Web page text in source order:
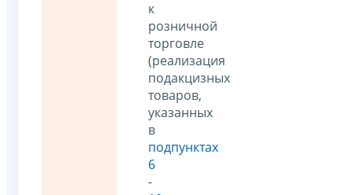
к
розничной
торговле
(реализация
подакцизных
товаров,
указанных
в
подпунктах
6
-